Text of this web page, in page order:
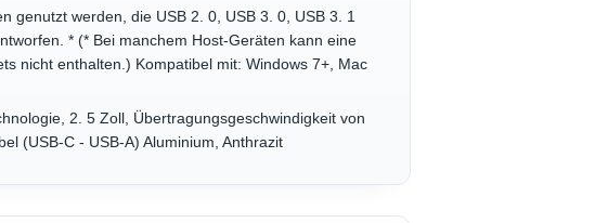
genutzt werden, die USB 2. 0, USB 3. 0, USB 3. 1
* (* Bei manchem Host-Geräten kann eine
nicht enthalten.) Kompatibel mit: Windows 7+, Mac
2. 5 Zoll, Übertragungsgeschwindigkeit von
(USB-C - USB-A) Aluminium, Anthrazit